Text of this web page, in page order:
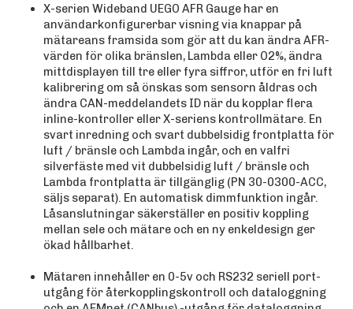
X-serien Wideband UEGO AFR Gauge har en
användarkonfigurerbar visning via knappar på
mätareans framsida som gör att du kan ändra AFR-
värden för olika bränslen, Lambda eller O2%, ändra
mittdisplayen till tre eller fyra siffror, utför en fri luft
kalibrering om så önskas som sensorn åldras och
ändra CAN-meddelandets ID när du kopplar flera
inline-kontroller eller X-seriens kontrollmätare. En
svart inredning och svart dubbelsidig frontplatta för
luft / bränsle och Lambda ingår, och en valfri
silverfäste med vit dubbelsidig luft / bränsle och
Lambda frontplatta är tillgänglig (PN 30-0300-ACC,
säljs separat). En automatisk dimmfunktion ingår.
Låsanslutningar säkerställer en positiv koppling
mellan sele och mätare och en ny enkeldesign ger
ökad hållbarhet.
Mätaren innehåller en 0-5v och RS232 seriell port-
utgång för återkopplingskontroll och dataloggning